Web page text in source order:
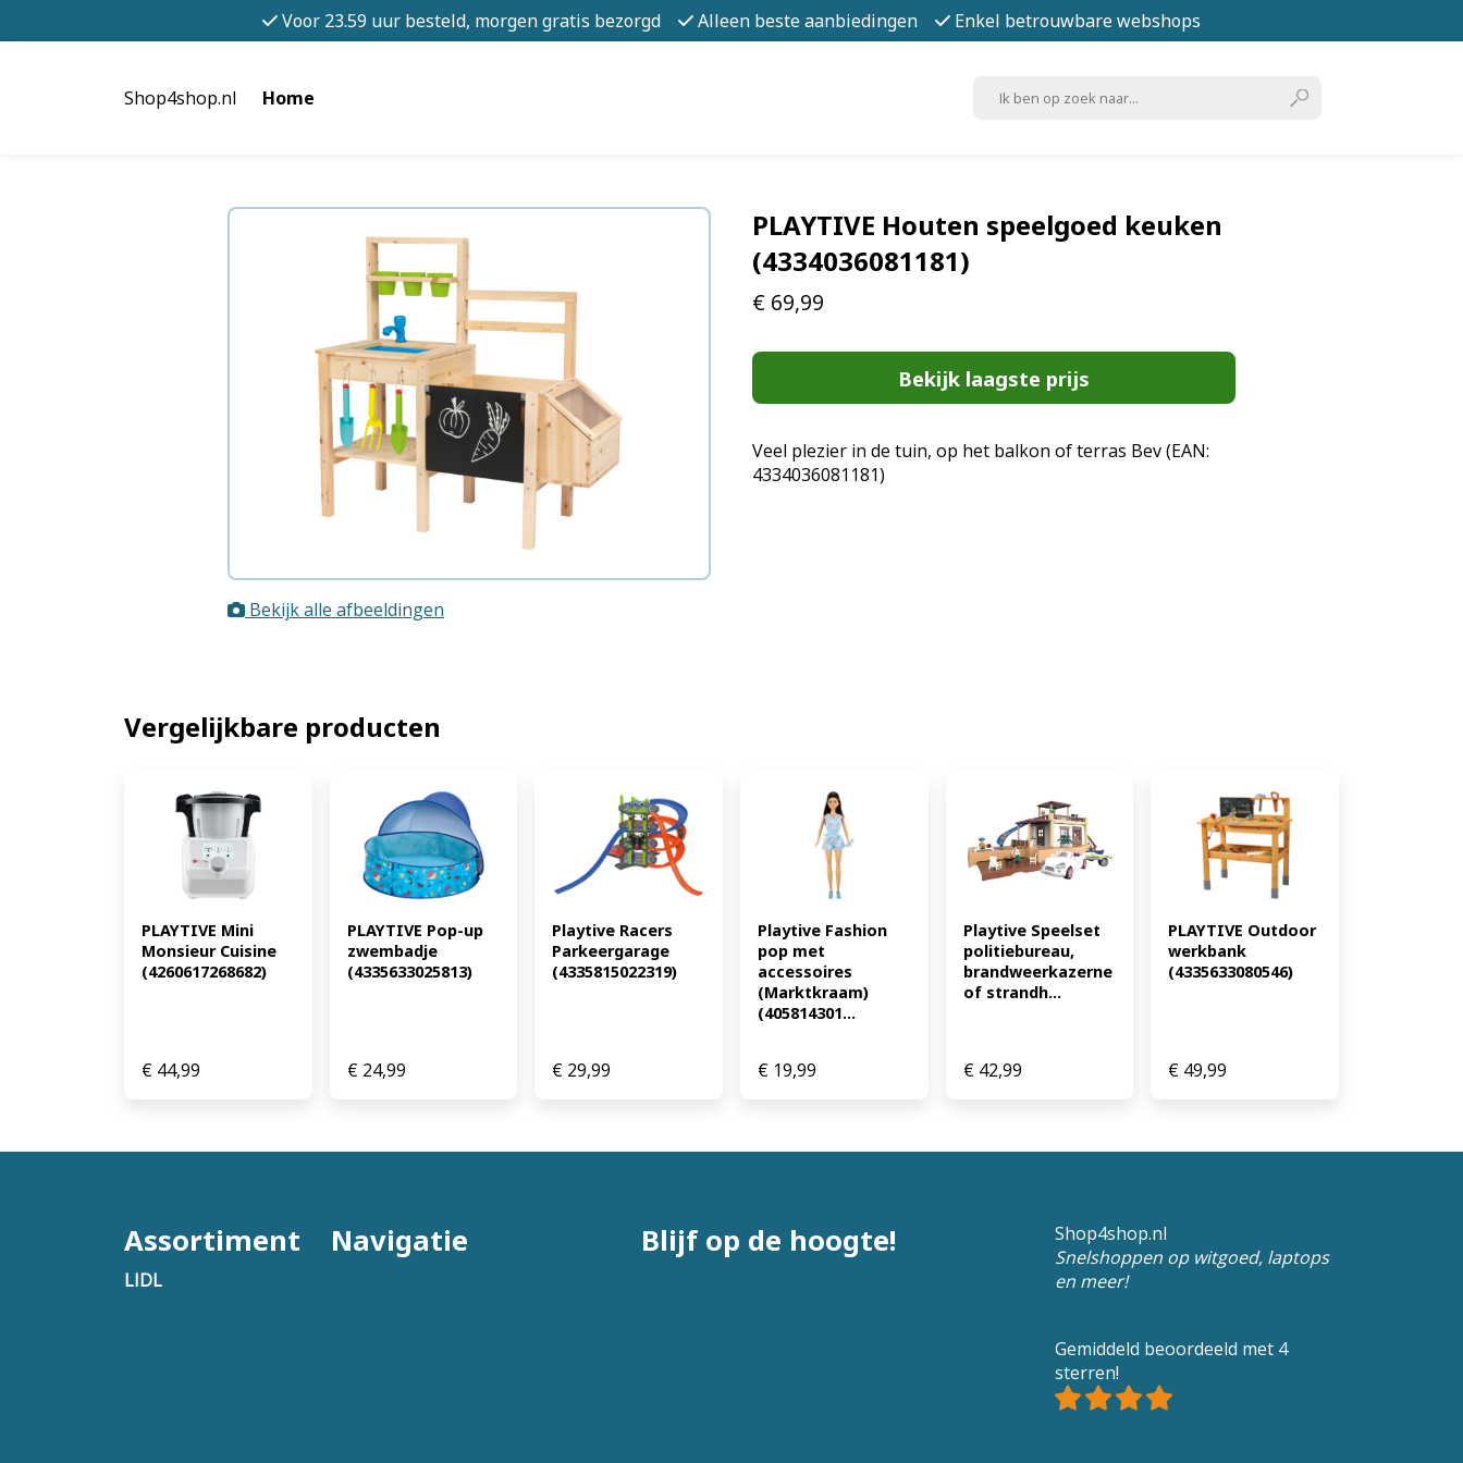
Voor 23.59 uur besteld, morgen gratis bezorgd Alleen beste aanbiedingen Enkel betrouwbare webshops
Shop4shop.nl Home
Bekijk alle afbeeldingen
PLAYTIVE Houten speelgoed keuken
(4334036081181)
€ 69,99
Bekijk laagste prijs
Veel plezier in de tuin, op het balkon of terras Bev (EAN:
4334036081181)
Vergelijkbare producten
PLAYTIVE Mini
Monsieur Cuisine
(4260617268682)
€ 44,99
PLAYTIVE Pop-up
zwembadje
(4335633025813)
€24,99
Playtive Racers
Parkeergarage
(4335815022319)
€ 29,99
Playtive Fashion
pop met
accessoires
(Marktkraam)
(405814301...
€19,99
Playtive Speelset
politiebureau,
brandweerkazerne
of strandh...
€42,99
PLAYTIVE Outdoor
werkbank
(4335633080546)
€ 49,99
Assortiment
LIDL
Navigatie Blijf op de hoogte!
Shop4shop.nl
Snelshoppen op witgoed, laptops
en meer!
Gemiddeld beoordeeld met 4
sterren!